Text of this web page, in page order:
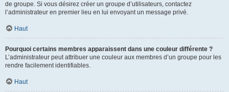
de groupe. Si vous désirez créer un groupe d’utilisateurs, contactez
l’administrateur en premier lieu en lui envoyant un message privé.
Haut
Pourquoi certains membres apparaissent dans une couleur différente ?
L’administrateur peut attribuer une couleur aux membres d’un groupe pour les
rendre facilement identifiables.
Haut